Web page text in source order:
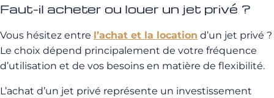
Faut-il acheter ou louer un jet privé ?
Vous hésitez entre l’achat et la location d’un jet privé ?
Le choix dépend principalement de votre fréquence
d’utilisation et de vos besoins en matière de flexibilité.
L’achat d’un jet privé représente un investissement